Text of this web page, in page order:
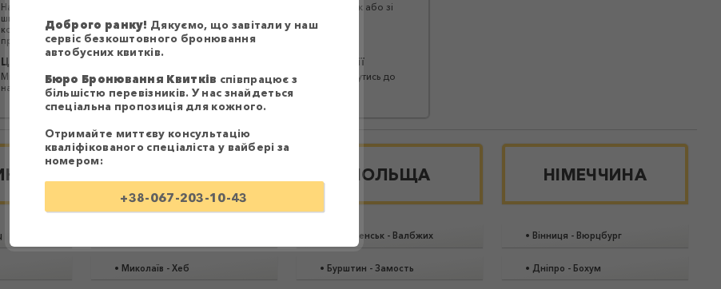
Наші партнери надають якісні та надійні послуги перевезення без пересадок або зі
швидкою заміною автобуса без очікування. Автобуси оснащені системами
кондиціонування, аудіо- та відеотехнікою, Wi-Fi роутерами та зарядними
пристроями.
Цілодобова підтримка 24/7 для надання необхідної інформації
Ми працюємо цілодобово 24/7. При виникненні запитань Ви зможете звернутись до
нас у будь-який час.
• Миколаїв - Хеб
ПОЛЬЩА
Вознесенськ - Валбжих
• Бурштин - Замость
НІМЕЧЧИНА
• Вінниця - Вюрцбург
• Дніпро - Бохум
Доброго ранку! Дякуємо, що завітали у наш
сервіс безкоштовного бронювання
автобусних квитків.
Бюро Бронювання Квитків співпрацює з
більшістю перевізників. У нас знайдеться
спеціальна пропозиція для кожного.
Отримайте миттєву консультацію
кваліфікованого спеціаліста у вайбері за
номером:
+38-067-203-10-43